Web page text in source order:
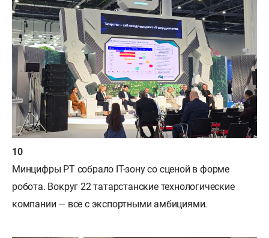
Минцифры РТ собрало IT-зону со сценой в форме
робота. Вокруг 22 татарстанские технологические
компании — все с экспортными амбициями.